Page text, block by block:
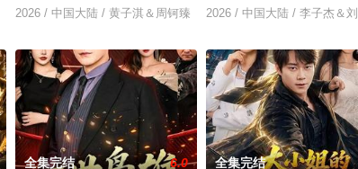
2026 / 中国大陆 / 黄子淇＆周钶臻 2026 / 中国大陆 / 李子杰＆
全集完结 6.0 全集完结